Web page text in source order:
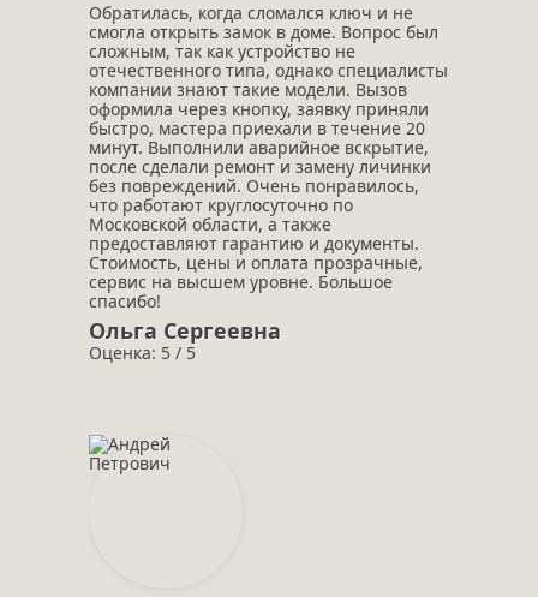
Обратилась, когда сломался ключ и не
смогла открыть замок в доме. Вопрос был
сложным, так как устройство не
отечественного типа, однако специалисты
компании знают такие модели. Вызов
оформила через кнопку, заявку приняли
быстро, мастера приехали в течение 20
минут. Выполнили аварийное вскрытие,
после сделали ремонт и замену личинки
без повреждений. Очень понравилось,
что работают круглосуточно по
Московской области, а также
предоставляют гарантию и документы.
Стоимость, цены и оплата прозрачные,
сервис на высшем уровне. Большое
спасибо!
Ольга Сергеевна
Оценка: 5 / 5